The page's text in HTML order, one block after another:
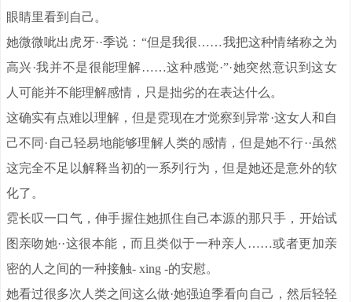
眼睛里看到自己。
她微微呲出虎牙··季说：“但是我很……我把这种情绪称之为
高兴·我并不是很能理解……这种感觉·”·她突然意识到这女
人可能并不能理解感情，只是拙劣的在表达什么。
这确实有点难以理解，但是霓现在才觉察到异常·这女人和自
己不同·自己轻易地能够理解人类的感情，但是她不行··虽然
这完全不足以解释当初的一系列行为，但是她还是意外的软
化了。
霓长叹一口气，伸手握住她抓住自己本源的那只手，开始试
图亲吻她··这很本能，而且类似于一种亲人……或者更加亲
密的人之间的一种接触- xing -的安慰。
她看过很多次人类之间这么做·她强迫季看向自己，然后轻轻